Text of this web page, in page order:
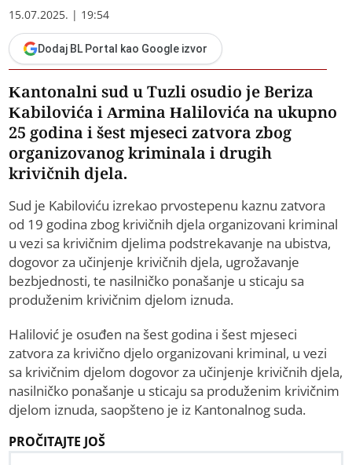
15.07.2025. | 19:54
Dodaj BL Portal kao Google izvor
Kantonalni sud u Tuzli osudio je Beriza
Kabilovića i Armina Halilovića na ukupno
25 godina i šest mjeseci zatvora zbog
organizovanog kriminala i drugih
krivičnih djela.
Sud je Kabiloviću izrekao prvostepenu kaznu zatvora
od 19 godina zbog krivičnih djela organizovani kriminal
u vezi sa krivičnim djelima podstrekavanje na ubistva,
dogovor za učinjenje krivičnih djela, ugrožavanje
bezbjednosti, te nasilničko ponašanje u sticaju sa
produženim krivičnim djelom iznuda.
Halilović je osuđen na šest godina i šest mjeseci
zatvora za krivično djelo organizovani kriminal, u vezi
sa krivičnim djelom dogovor za učinjenje krivičnih djela,
nasilničko ponašanje u sticaju sa produženim krivičnim
djelom iznuda, saopšteno je iz Kantonalnog suda.
PROČITAJTE JOŠ